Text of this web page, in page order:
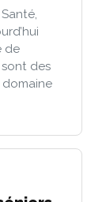
de
des
domaine